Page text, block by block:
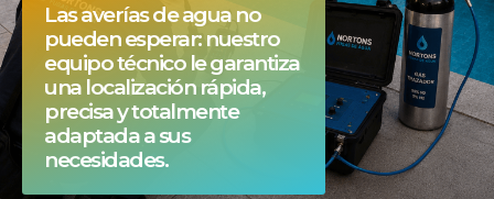
Las averías de agua no
pueden esperar: nuestro
equipo técnico le garantiza
una localización rápida,
precisa y totalmente
adaptada a sus
necesidades.